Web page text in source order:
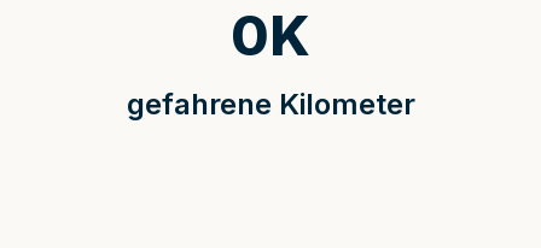
gefahrene Kilometer
0K